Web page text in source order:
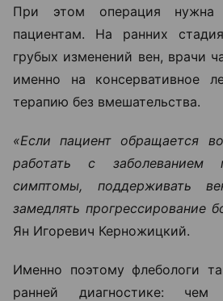
При этом операция
пациентам. На ранних
грубых изменений вен, врачи
именно на консервативное
терапию без вмешательства.
«Если пациент обращается
работать с заболеванием
симптомы, поддерживать
замедлять прогрессирование
Ян Игоревич Керножицкий.
Именно поэтому флебологи
ранней диагностике: чем